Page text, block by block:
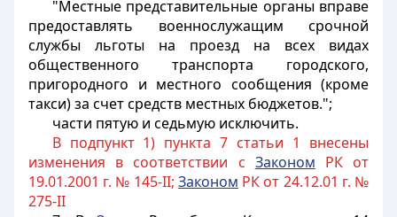
"Местные представительные органы вправе
предоставлять военнослужащим срочной
службы льготы на проезд на всех видах
общественного транспорта городского,
пригородного и местного сообщения (кроме
такси) за счет средств местных бюджетов.";
части пятую и седьмую исключить.
В подпункт 1) пункта 7 статьи 1 внесены
изменения в соответствии с Законом РК от
19.01.2001 г. № 145-II; Законом РК от 24.12.01 г. №
275-II